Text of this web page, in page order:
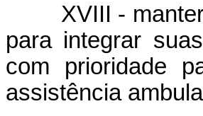
XVIII - manter
para integrar
com prioridade
assistência